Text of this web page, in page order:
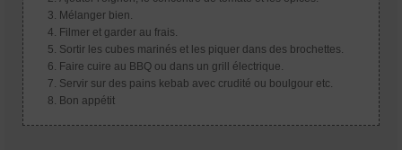
Mélanger bien.
Filmer et garder au frais.
Sortir les cubes marinés et les piquer dans des brochettes.
Faire cuire au BBQ ou dans un grill électrique.
Servir sur des pains kebab avec crudité ou boulgour etc.
Bon appétit